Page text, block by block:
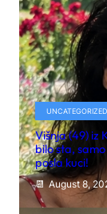
UNCATEGORIZED
Višnja (49) iz
bilo sta,
posla kuci!
August 8,